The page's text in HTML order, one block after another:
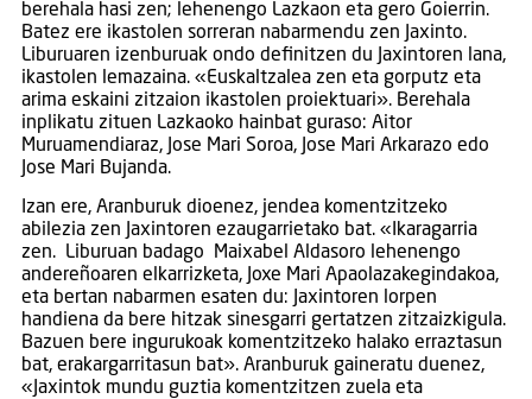
berehala hasi zen; lehenengo Lazkaon eta gero Goierrin.
Batez ere ikastolen sorreran nabarmendu zen Jaxinto.
Liburuaren izenburuak ondo definitzen du Jaxintoren lana,
ikastolen lemazaina. «Euskaltzalea zen eta gorputz eta
arima eskaini zitzaion ikastolen proiektuari». Berehala
inplikatu zituen Lazkaoko hainbat guraso: Aitor
Muruamendiaraz, Jose Mari Soroa, Jose Mari Arkarazo edo
Jose Mari Bujanda.
Izan ere, Aranburuk dioenez, jendea komentzitzeko
abilezia zen Jaxintoren ezaugarrietako bat. «Ikaragarria
zen. Liburuan badago Maixabel Aldasoro lehenengo
andereñoaren elkarrizketa, Joxe Mari Apaolazakegindakoa,
eta bertan nabarmen esaten du: Jaxintoren lorpen
handiena da bere hitzak sinesgarri gertatzen zitzaizkigula.
Bazuen bere ingurukoak komentzitzeko halako erraztasun
bat, erakargarritasun bat». Aranburuk gaineratu duenez,
«Jaxintok mundu guztia komentzitzen zuela eta